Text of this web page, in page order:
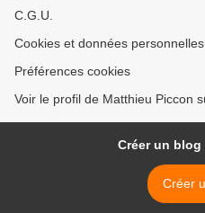
C.G.U.
Cookies et données personnelles
Préférences cookies
Voir le profil de Matthieu Piccon
Créer un
Créer